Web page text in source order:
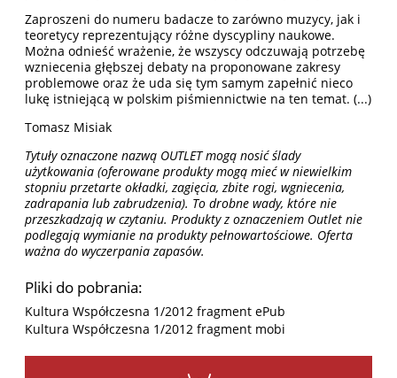
Zaproszeni do numeru badacze to zarówno muzycy, jak i
teoretycy reprezentujący różne dyscypliny naukowe.
Można odnieść wrażenie, że wszyscy odczuwają potrzebę
wzniecenia głębszej debaty na proponowane zakresy
problemowe oraz że uda się tym samym zapełnić nieco
lukę istniejącą w polskim piśmiennictwie na ten temat. (...)
Tomasz Misiak
Tytuły oznaczone nazwą OUTLET mogą nosić ślady
użytkowania (oferowane produkty mogą mieć w niewielkim
stopniu przetarte okładki, zagięcia, zbite rogi, wgniecenia,
zadrapania lub zabrudzenia). To drobne wady, które nie
przeszkadzają w czytaniu. Produkty z oznaczeniem Outlet nie
podlegają wymianie na produkty pełnowartościowe. Oferta
ważna do wyczerpania zapasów.
Pliki do pobrania:
Kultura Współczesna 1/2012 fragment ePub
Kultura Współczesna 1/2012 fragment mobi